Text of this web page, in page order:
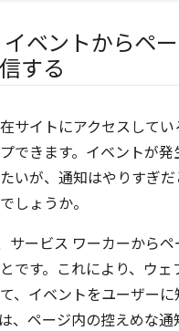
ベントからペ
する
サイトにアクセスして
できます。イベントが発
いが、通知はやりすぎ
しょうか。
サービス ワーカーから
です。これにより、ウェ
、イベントをユーザー
、ページ内の控えめな通